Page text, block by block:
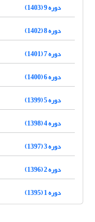
دوره 9 (1403)
دوره 8 (1402)
دوره 7 (1401)
دوره 6 (1400)
دوره 5 (1399)
دوره 4 (1398)
دوره 3 (1397)
دوره 2 (1396)
دوره 1 (1395)